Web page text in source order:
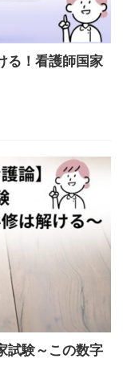
る！看護師国家
試験～この数字